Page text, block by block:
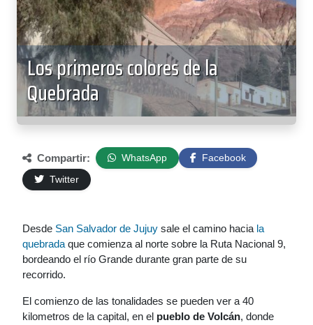
Los primeros colores de la
Quebrada
Compartir: WhatsApp
Facebook
Twitter
Desde San Salvador de Jujuy sale el camino hacia la
quebrada que comienza al norte sobre la Ruta Nacional 9,
bordeando el río Grande durante gran parte de su
recorrido.
El comienzo de las tonalidades se pueden ver a 40
kilometros de la capital, en el pueblo de Volcán, donde